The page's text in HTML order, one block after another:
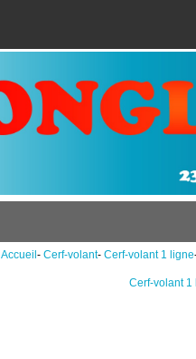
Accueil- Cerf-volant- Cerf-volant 1 ligne
Cerf-volant 1